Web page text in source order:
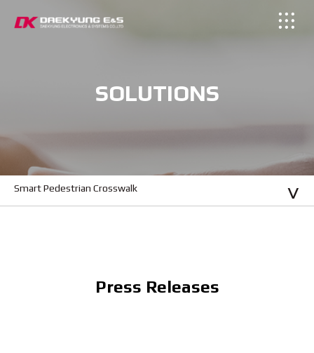
SOLUTIONS
Smart Pedestrian Crosswalk
Press Releases